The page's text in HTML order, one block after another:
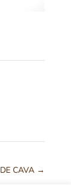
CAVA →